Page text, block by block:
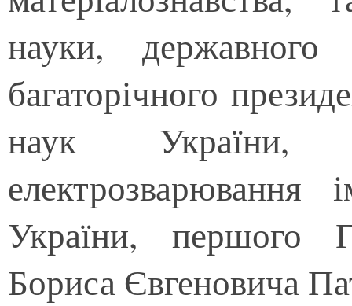
науки, державного
багаторічного
наук України,
України, першого
Бориса Євгеновича